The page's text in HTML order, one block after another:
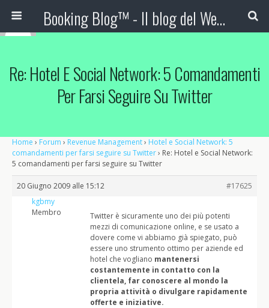
Booking Blog™ - Il blog del Web Marketing Turistico
Re: Hotel E Social Network: 5 Comandamenti
Per Farsi Seguire Su Twitter
Home › Forum › Revenue Management› Hotel e Social Network: 5
comandamenti per farsi seguire su Twitter› Re: Hotel e Social Network:
5 comandamenti per farsi seguire su Twitter
20 Giugno 2009 alle 15:12
#17625
kgbmy
Membro
Twitter è sicuramente uno dei più potenti
mezzi di comunicazione online, e se usato a
dovere come vi abbiamo già spiegato, può
essere uno strumento ottimo per aziende ed
hotel che vogliano mantenersi
costantemente in contatto con la
clientela, far conoscere al mondo la
propria attività o divulgare rapidamente
offerte e iniziative.